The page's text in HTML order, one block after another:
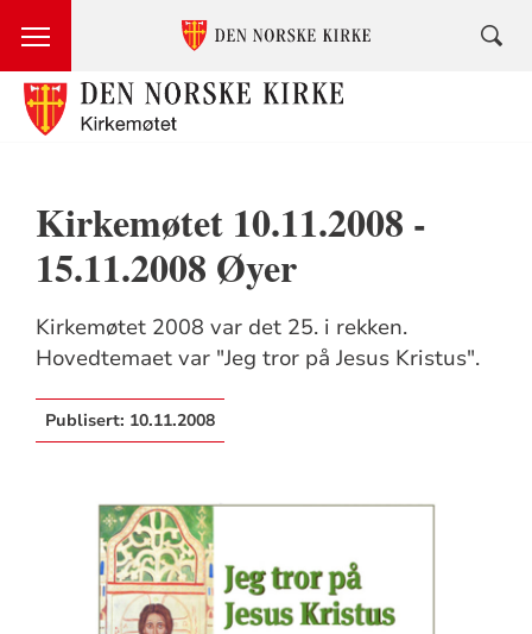
Kirkemøtet 10.11.2008 -
15.11.2008 Øyer
Kirkemøtet 2008 var det 25. i rekken.
Hovedtemaet var "Jeg tror på Jesus Kristus".
Publisert: 10.11.2008